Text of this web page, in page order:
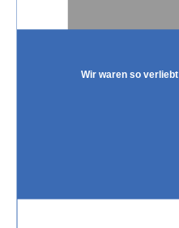
Wir waren so verliebt